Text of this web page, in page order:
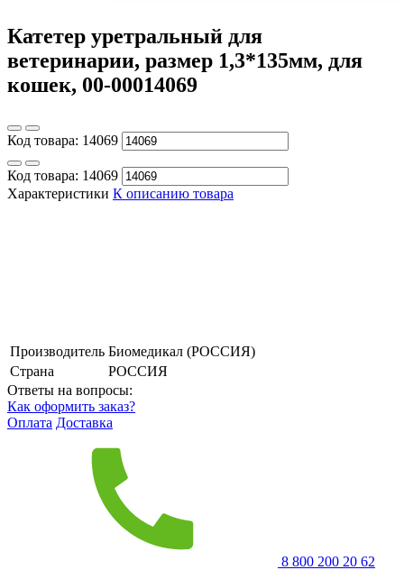
Катетер уретральный для
ветеринарии, размер 1,3*135мм, для
кошек, 00-00014069
Код товара: 14069
Код товара: 14069
Характеристики К описанию товара
Производитель Биомедикал (РОССИЯ)
Страна
РОССИЯ
Ответы на вопросы:
Как оформить заказ?
Оплата Доставка
8 800 200 20 62